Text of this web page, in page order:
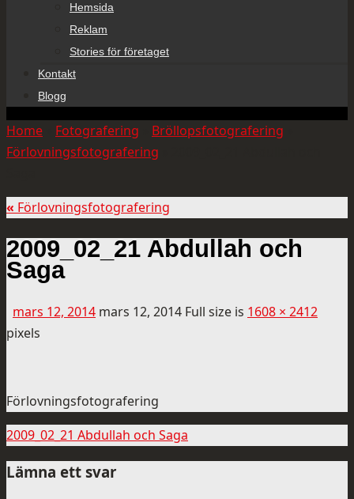
Hemsida
Reklam
Stories för företaget
Kontakt
Blogg
Home Fotografering Bröllopsfotografering
Förlovningsfotografering
« Förlovningsfotografering
2009_02_21 Abdullah och
Saga
mars 12, 2014 mars 12, 2014 Full size is 1608 × 2412
pixels
Förlovningsfotografering
2009_02_21 Abdullah och Saga
Lämna ett svar